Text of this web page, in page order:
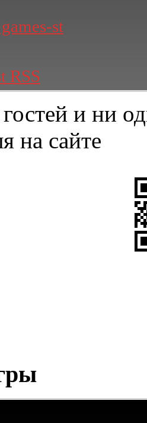
st
RSS
и ни
на сайте